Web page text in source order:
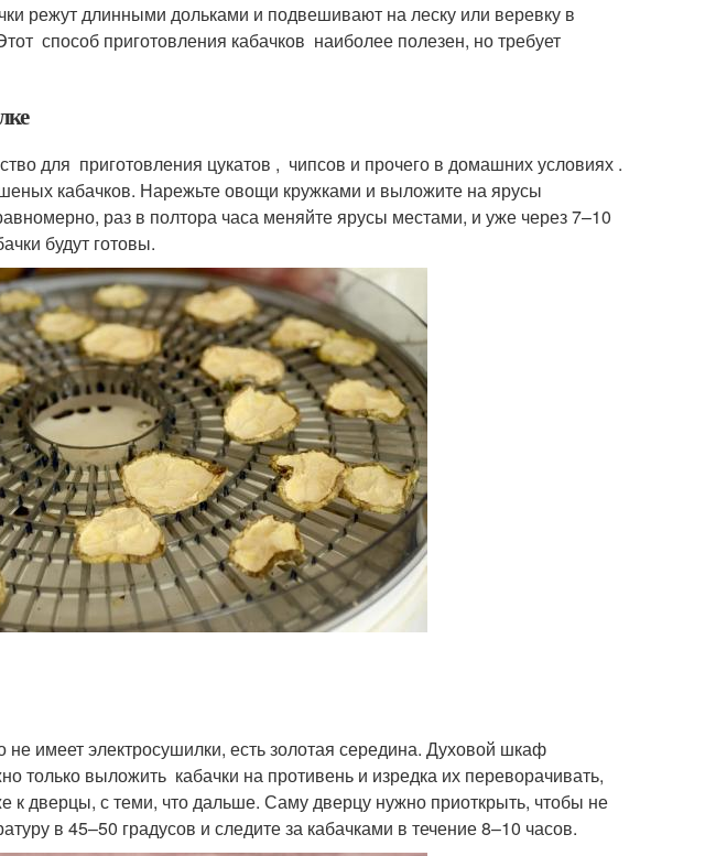
режут длинными дольками и подвешивают на леску или веревку в
способ приготовления кабачков наиболее полезен, но требует
для приготовления цукатов , чипсов и прочего в домашних условиях .
кабачков. Нарежьте овощи кружками и выложите на ярусы
раз в полтора часа меняйте ярусы местами, и уже через 7–10
будут готовы.
не имеет электросушилки, есть золотая середина. Духовой шкаф
только выложить кабачки на противень и изредка их переворачивать,
к дверцы, с теми, что дальше. Саму дверцу нужно приоткрыть, чтобы не
в 45–50 градусов и следите за кабачками в течение 8–10 часов.